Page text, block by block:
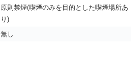
原則禁煙(喫煙のみを目的とした喫煙場所あ
り)
無し